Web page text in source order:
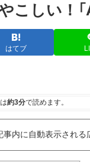
こしい！「
はてブ
約3分で読めます。
内に自動表示される